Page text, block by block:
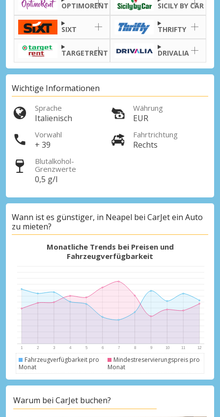
Top-Ersparnisses
Erhalten Sie Zugang zu exklusiven
Partnerangeboten
Mit eLink anmelden
OPTIMORENT SICILY BY CAR
SIXT THRIFTY
TARGETRENT DRIVALIA
Wichtige Informationen
Sprache
Italienisch
Währung
EUR
Vorwahl
+ 39
Fahrtrichtung
Rechts
Blutalkohol-
Grenzwerte
0,5 g/l
Wann ist es günstiger, in Neapel bei CarJet ein Auto
zu mieten?
Monatliche Trends bei Preisen und
Fahrzeugverfügbarkeit
Fahrzeugverfügbarkeit pro
Monat
Mindestreservierungspreis pro
Monat
Warum bei CarJet buchen?